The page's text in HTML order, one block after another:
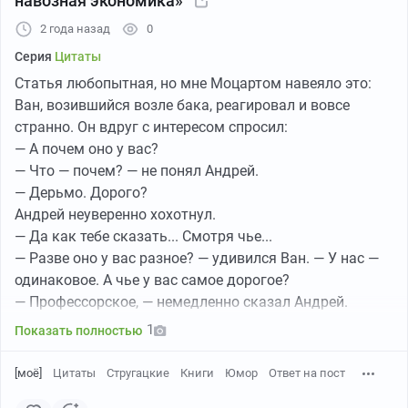
искусственным солнцем. Эксперимент выходит из-под
контроля Наставников, и далее рассматриваются
различные модели развития человеческого
сообщества – квазифурьеристское самоуправление,
диктатура и т.п.
Главный герой – Андрей, ленинградский студент-
физик начала 1950-х гг. – проходит путь от
фанатичного комсомольца-сталиниста до вполне
аполитичного буржуа-конформиста, советника
диктатора. Но инстинкт ученого не дает ему
окончательно превратиться в обывателя: он
отправляется в экспедицию – исследовать пустыню,
области, покинутые обитателями Города много лет
назад. Там, как пишет М. Амусин, «реальность
ощетинивается против человека, пытаясь сломить его
памятники. Страшное желтое марево сгущается в
воздухе, и на людей нападает безумие, и они
2 года назад 0
Серия Цитаты
Статья любопытная, но мне Моцартом навеяло это:
Ван, возившийся возле бака, реагировал и вовсе
странно. Он вдруг с интересом спросил:
— А почем оно у вас?
— Что — почем? — не понял Андрей.
— Дерьмо. Дорого?
Андрей неуверенно хохотнул.
— Да как тебе сказать... Смотря чье...
— Разве оно у вас разное? — удивился Ван. — У нас —
одинаковое. А чье у вас самое дорогое?
— Профессорское, — немедленно сказал Андрей.
Просто невозможно было удержаться.
— Понятно. Но у нас в сельской местности не было
Показать полностью 1
[моё] Цитаты Стругацкие Книги Юмор Ответ на пост